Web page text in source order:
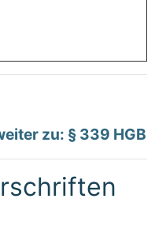
zu: § 339 HGB